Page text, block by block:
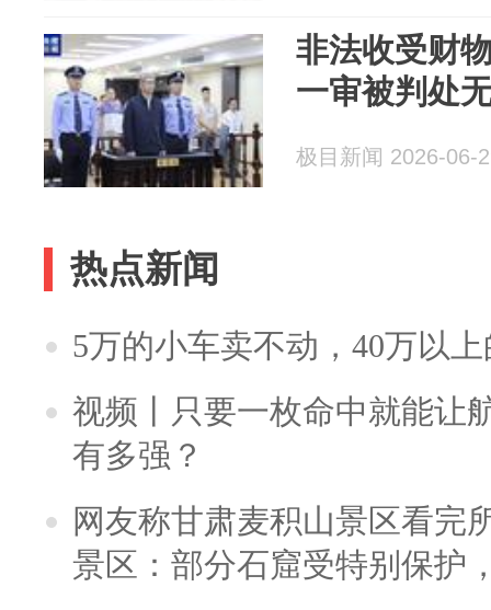
非法收受财
一审被判处
极目新闻 2026-06-
热点新闻
5万的小车卖不动，40万以
视频丨只要一枚命中就能让
有多强？
网友称甘肃麦积山景区看完
景区：部分石窟受特别保护